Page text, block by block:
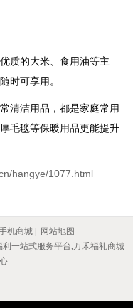
质的大米、食用油等主
时可享用。
清洁用品，都是家庭常用
毛毯等保暖用品更能提升
hangye/1077.html
机商城
网站地图
利一站式服务平台,万禾福礼商城